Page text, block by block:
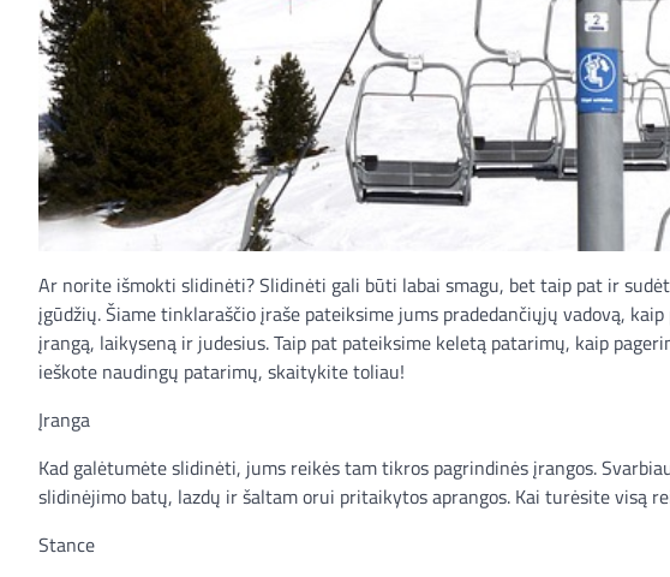
Ar norite išmokti slidinėti? Slidinėti gali būti labai smagu, bet taip pat ir
įgūdžių. Šiame tinklaraščio įraše pateiksime jums pradedančiųjų vadovą,
įrangą, laikyseną ir judesius. Taip pat pateiksime keletą patarimų, kaip
ieškote naudingų patarimų, skaitykite toliau!
Įranga
Kad galėtumėte slidinėti, jums reikės tam tikros pagrindinės įrangos.
slidinėjimo batų, lazdų ir šaltam orui pritaikytos aprangos. Kai turėsite visą
Stance